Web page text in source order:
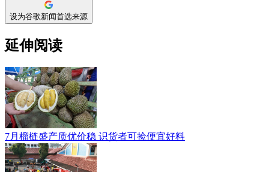
设为谷歌新闻首选来源
延伸阅读
7月榴梿盛产质优价稳 识货者可捡便宜好料